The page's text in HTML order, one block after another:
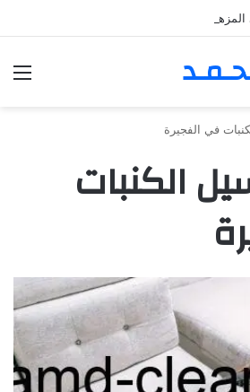
– خصم30%
في الفجيرة
الكنبات